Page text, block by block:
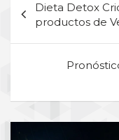
de
entradas
Dieta Detox
productos de